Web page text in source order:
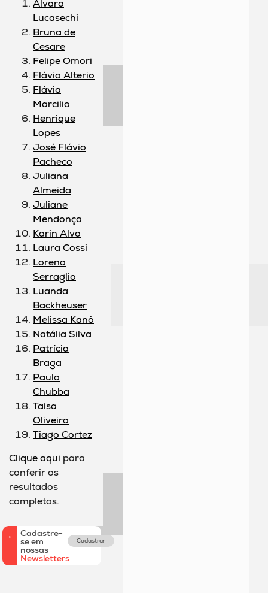
Álvaro
Lucasechi
Bruna de
Cesare
Felipe Omori
Flávia Alterio
Flávia
Marcilio
Henrique
Lopes
José Flávio
Pacheco
Juliana
Almeida
Juliane
Mendonça
Karin Alvo
Laura Cossi
Lorena
Serraglio
Luanda
Backheuser
Melissa Kanô
Natália Silva
Patrícia
Braga
Paulo
Chubba
Taísa
Oliveira
Tiago Cortez
Clique aqui para
conferir os
resultados
completos.
Cadastre-
se em
nossas
Newsletters
Cadastrar